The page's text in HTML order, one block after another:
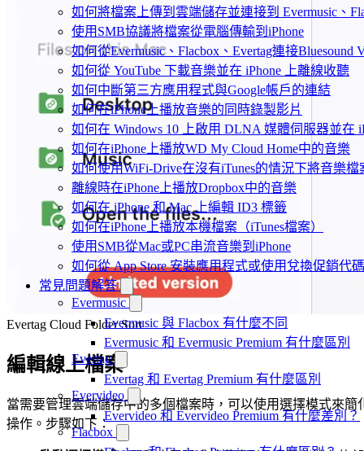
如何將檔案上傳到雲端儲存並連接到 Evermusic、
使用SMB協議將檔案從電腦傳輸到iPhone
如何從Evermusic、Flacbox、Evertag連接
如何從 YouTube 下載音樂並在 iPhone 上離線收聽
如何中斷第三方應用程式與Google帳戶的連結
如何在iPhone上播放音樂的同時錄製影片
如何在 Windows 10 上啟用 DLNA 媒體伺服器並在
如何在iPhone上播放WD My Cloud Home中的音樂
如何使用WiFi-Drive在沒有iTunes的情況下將音樂檔
離線時在iPhone上播放Dropbox中的音樂
如何在 iPhone 和 Mac 上編輯 ID3 標籤
如何在iPhone上播放本機檔案（iTunes檔案）
使用SMB從Mac或PC串流音樂到iPhone
如何從 App Store 安裝應用程式或使用兌換促銷代
常見問題解答
Evermusic
Evermusic 與 Flacbox 有什麼不同
Evermusic 和 Evermusic Premium 有什麼區別
Evertag
Evertag 和 Evertag Premium 有什麼區別
Evervideo
Evervideo 和 Evervideo Premium 有什麼差別？
Flacbox
Evertag Cloud Folder Sort
編輯線上檔案
當需要管理雲端儲存中的多個檔案時，可以使用選擇模式來簡
操作。步驟如下：